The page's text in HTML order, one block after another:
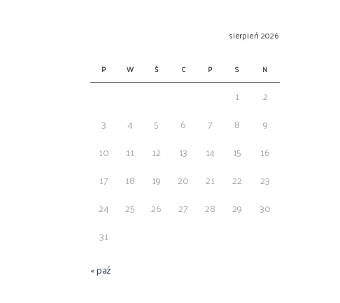
sierpień 2026
P W Ś C P S N
1
2
3
4 5 6 7 8
9
10
11 12 13 14 15
16
17
18 19 20 21 22
23
24
25 26 27 28 29
30
31
« paź